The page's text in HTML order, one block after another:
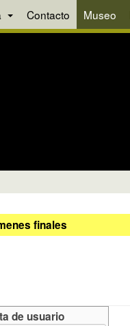
Contacto Museo
finales
de usuario